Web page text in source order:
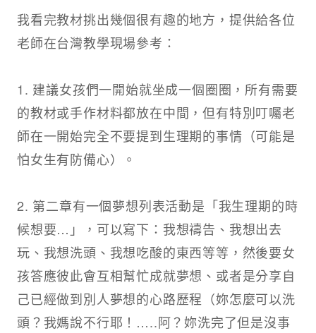
我看完教材挑出幾個很有趣的地方，提供給各位
老師在台灣教學現場參考：​
1. 建議女孩們一開始就坐成一個圈圈，所有需要
的教材或手作材料都放在中間，但有特別叮囑老
師在一開始完全不要提到生理期的事情（可能是
怕女生有防備心）。​
2. 第二章有一個夢想列表活動是「我生理期的時
候想要…」，可以寫下：我想禱告、我想出去
玩、我想洗頭、我想吃酸的東西等等，然後要女
孩答應彼此會互相幫忙成就夢想、或者是分享自
己已經做到別人夢想的心路歷程（妳怎麼可以洗
頭？我媽說不行耶！…..阿？妳洗完了但是沒事